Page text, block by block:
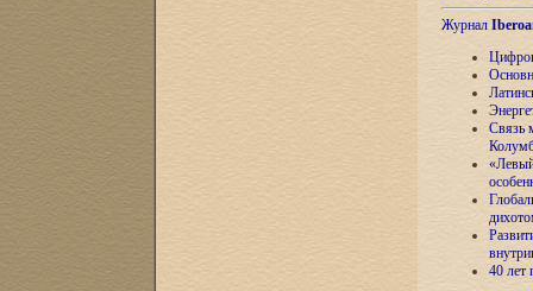
Журнал
Связь
40 лет